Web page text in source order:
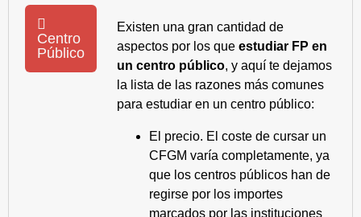
Centro
Público
Existen una gran cantidad de
aspectos por los que estudiar FP en
un centro público, y aquí te dejamos
la lista de las razones más comunes
para estudiar en un centro público:
El precio. El coste de cursar un
CFGM varía completamente, ya
que los centros públicos han de
regirse por los importes
marcados por las instituciones